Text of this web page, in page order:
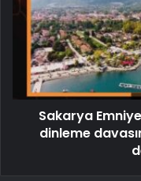
Sakarya
dinleme